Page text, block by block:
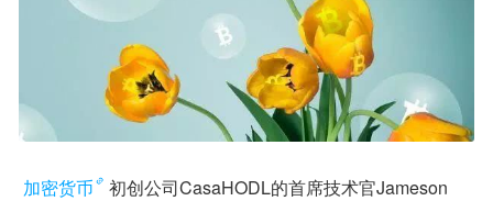
加密货币
初创公司CasaHODL的首席技术官Jameson